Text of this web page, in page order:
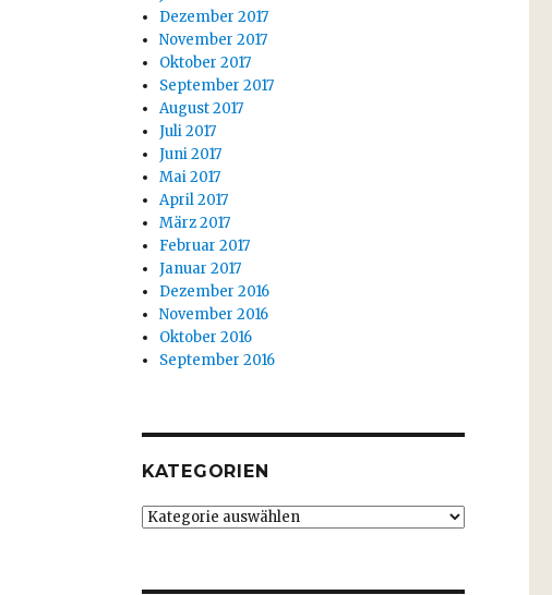
Dezember 2017
November 2017
Oktober 2017
September 2017
August 2017
Juli 2017
Juni 2017
Mai 2017
April 2017
März 2017
Februar 2017
Januar 2017
Dezember 2016
November 2016
Oktober 2016
September 2016
KATEGORIEN
Kategorien